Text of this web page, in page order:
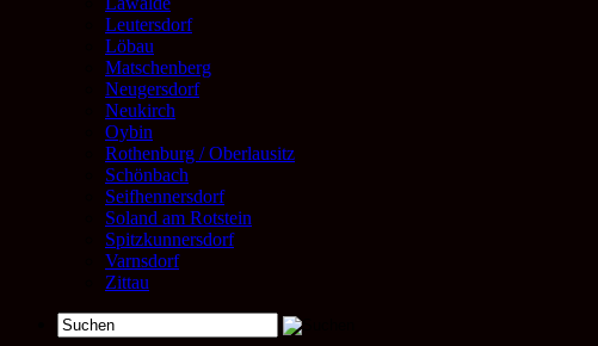
Leutersdorf
Löbau
Matschenberg
Neugersdorf
Neukirch
Oybin
Rothenburg / Oberlausitz
Schönbach
Seifhennersdorf
Soland am Rotstein
Spitzkunnersdorf
Varnsdorf
Zittau